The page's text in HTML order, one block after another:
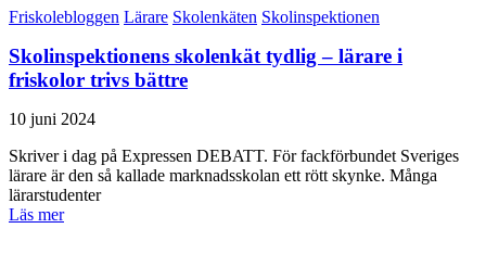
Friskolebloggen Lärare Skolenkäten Skolinspektionen
Skolinspektionens skolenkät tydlig – lärare i
friskolor trivs bättre
10 juni 2024
Skriver i dag på Expressen DEBATT. För fackförbundet Sveriges
lärare är den så kallade marknadsskolan ett rött skynke. Många
lärarstudenter
Läs mer